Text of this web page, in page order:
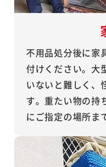
不用品処分後に家
付けください。大
いないと難しく、
す。重たい物の持
にご指定の場所ま